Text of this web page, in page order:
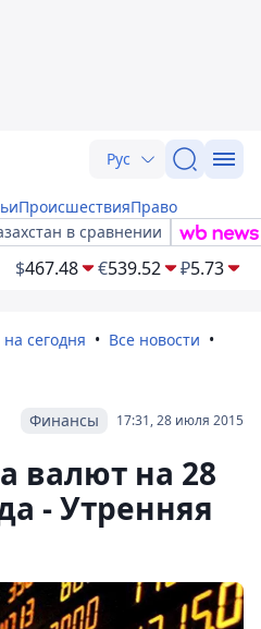
Рус
ПроисшествияПраво
в сравнении
$467.48 €539.52 ₽5.73
сегодня
Все новости
17:31, 28 июля 2015
Финансы
валют на 28
- Утренняя